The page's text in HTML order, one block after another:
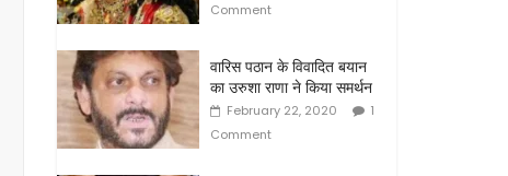
Comment
वारिस पठान के विवादित बयान
का उरुशा राणा ने किया समर्थन
February 22, 2020
1
Comment